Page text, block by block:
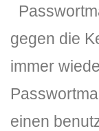
gegen die
immer
einen